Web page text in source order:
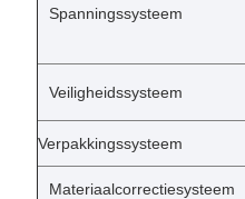
Spanningssysteem
Veiligheidssysteem
Verpakkingssysteem
Materiaalcorrectiesysteem